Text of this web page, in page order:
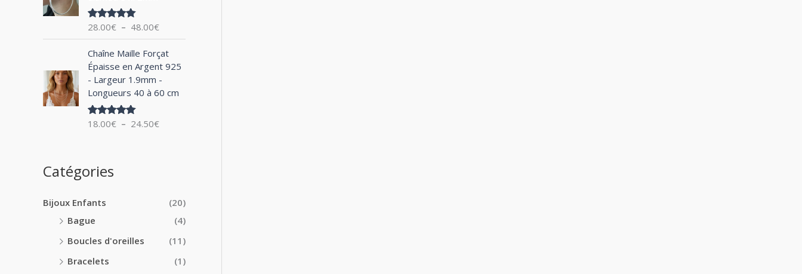
2
4
.
0
€
:
1
4
0
Note5.00
28.00€ – 48.00€d
e
p
r
i
x
:
Chaîne Maille Forçat
Épaisse en Argent 925
- Largeur 1.9mm -
Longueurs 40 à 60 cm
Note5.00
18.00€ – 24.50€
l
a
e
Catégories
Bijoux Enfants
(20)
Bague
(4)
Boucles d'oreilles
(11)
Bracelets
(1)